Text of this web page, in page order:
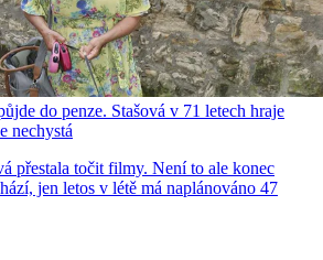
do penze. Stašová v 71 letech hraje
nechystá
přestala točit filmy. Není to ale konec
jen letos v létě má naplánováno 47